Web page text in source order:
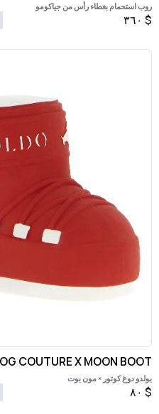
روب استحمام بغطاء رأس من جياكومو
$ ٣٦٠
COUTURE X MOON BOOT
بولدو دوغ كوتور × مون بوت
$ ٨٠